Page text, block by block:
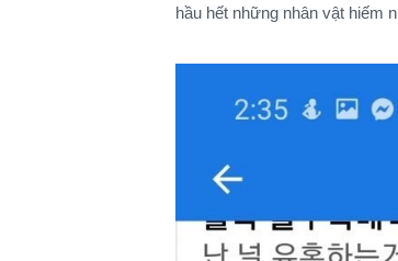
hầu hết những nhân vật hiếm